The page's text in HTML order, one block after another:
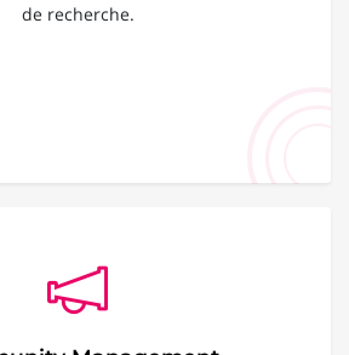
de recherche.